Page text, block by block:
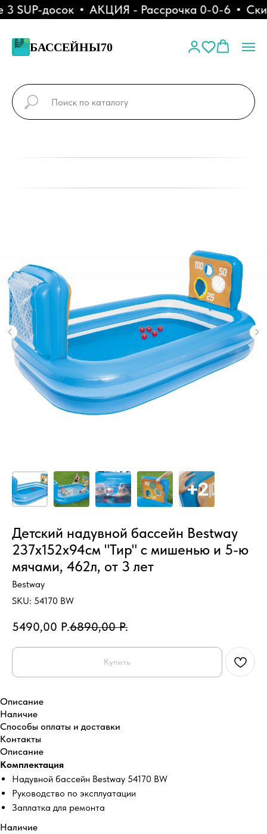
досок АКЦИЯ - Рассрочка 0-0-6
БАССЕЙНЫ70
Детский надувной бассейн Bestway
237х152х94см "Тир" с мишенью и 5-ю
мячами, 462л, от 3 лет
Bestway
SKU: 54170 BW
5490,00 Р.6890,00 Р.
Купить
Описание
Наличие
Способы оплаты и доставки
Контакты
Описание
Комплектация
Надувной бассейн Bestway 54170 BW
Руководство по эксплуатации
Заплатка для ремонта
Наличие